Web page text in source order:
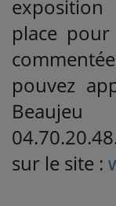
place
pouvez
sur le site :